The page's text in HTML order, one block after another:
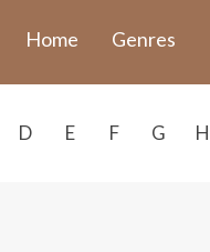
Home Genres
D E F G H